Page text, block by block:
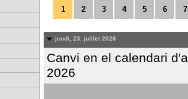
1 2 3 4 5 6 7
jeudi, 23. juillet 2026
Canvi en el calendari
2026